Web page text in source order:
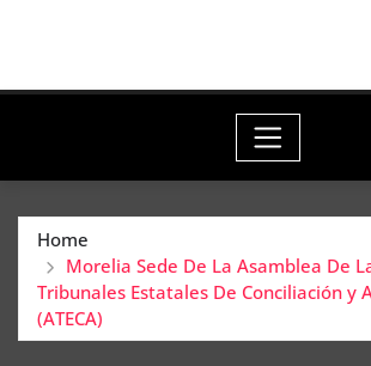
Home
Morelia Sede De La Asamblea De
Tribunales Estatales De Conciliación y
(ATECA)